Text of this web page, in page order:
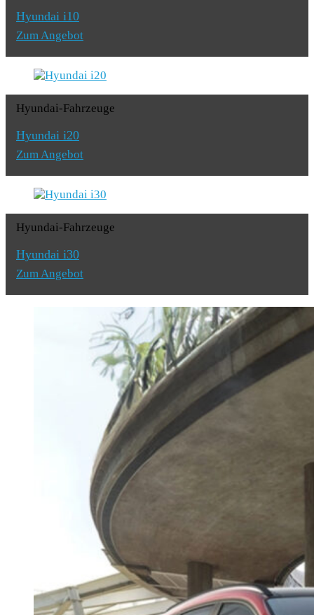
Hyundai i10
Zum Angebot
Hyundai-Fahrzeuge
Hyundai i20
Zum Angebot
Hyundai-Fahrzeuge
Hyundai i30
Zum Angebot